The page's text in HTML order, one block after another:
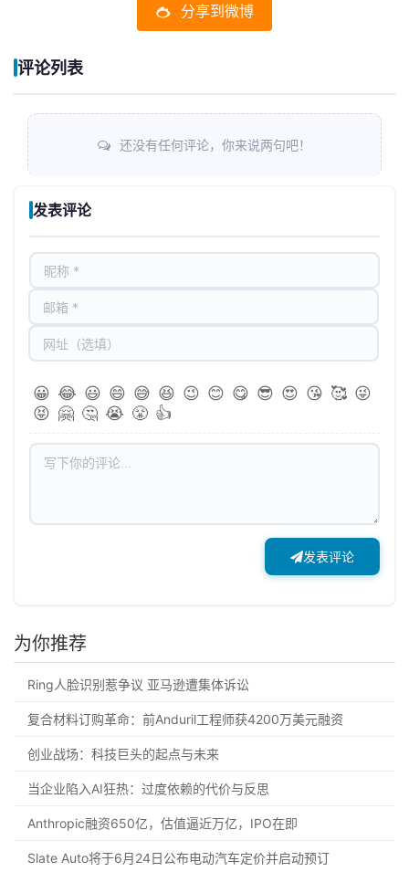
分享到微博
评论列表
还没有任何评论，你来说两句吧！
发表评论
😀 😂 😃 😄 😅 😆 😉 😊 😋 😎 😍 😘 🥰 😜
😝 🤗 🤔 😭 😤 👍
发表评论
为你推荐
Ring人脸识别惹争议 亚马逊遭集体诉讼
复合材料订购革命：前Anduril工程师获4200万美元融资
创业战场：科技巨头的起点与未来
当企业陷入AI狂热：过度依赖的代价与反思
Anthropic融资650亿，估值逼近万亿，IPO在即
Slate Auto将于6月24日公布电动汽车定价并启动预订